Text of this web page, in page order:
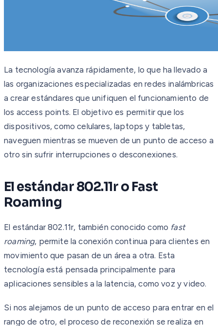
La tecnología avanza rápidamente, lo que ha llevado a
las organizaciones especializadas en redes inalámbricas
a crear estándares que unifiquen el funcionamiento de
los access points. El objetivo es permitir que los
dispositivos, como celulares, laptops y tabletas,
naveguen mientras se mueven de un punto de acceso a
otro sin sufrir interrupciones o desconexiones.
El estándar 802.11r o Fast
Roaming
El estándar 802.11r, también conocido como fast
roaming, permite la conexión continua para clientes en
movimiento que pasan de un área a otra. Esta
tecnología está pensada principalmente para
aplicaciones sensibles a la latencia, como voz y video.
Si nos alejamos de un punto de acceso para entrar en el
rango de otro, el proceso de reconexión se realiza en